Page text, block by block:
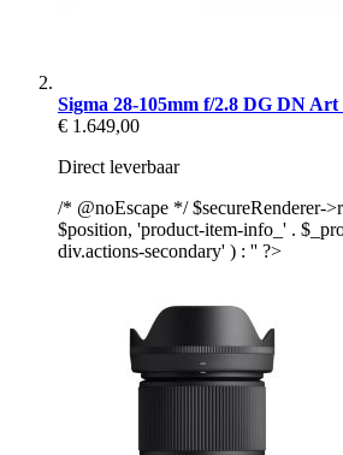
Sigma 28-105mm f/2.8 DG DN
€ 1.649,00
Direct leverbaar
/* @noEscape */ $secureRenderer-
$position, 'product-item-info_' .
div.actions-secondary' ) : '' ?>